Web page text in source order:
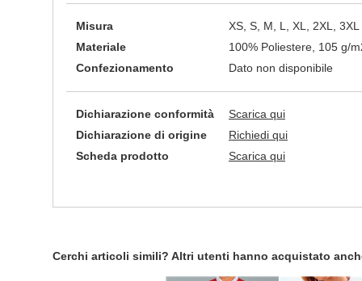
Misura
XS, S, M, L, XL, 2XL, 3XL
Materiale
100% Poliestere, 105 g/
Confezionamento
Dato non disponibile
Dichiarazione conformità
Scarica qui
Dichiarazione di origine
Richiedi qui
Scheda prodotto
Scarica qui
Cerchi articoli simili? Altri utenti hanno acquistato